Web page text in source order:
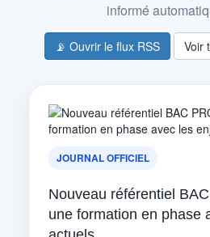
informé
📡 Ouvrir le flux RSS Voir
JOURNAL OFFICIEL
Nouveau référentiel
une formation en phase